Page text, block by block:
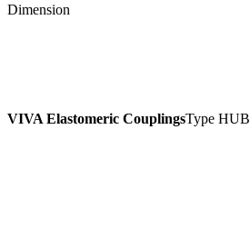
Dimension
VIVA Elastomeric CouplingsType HUB